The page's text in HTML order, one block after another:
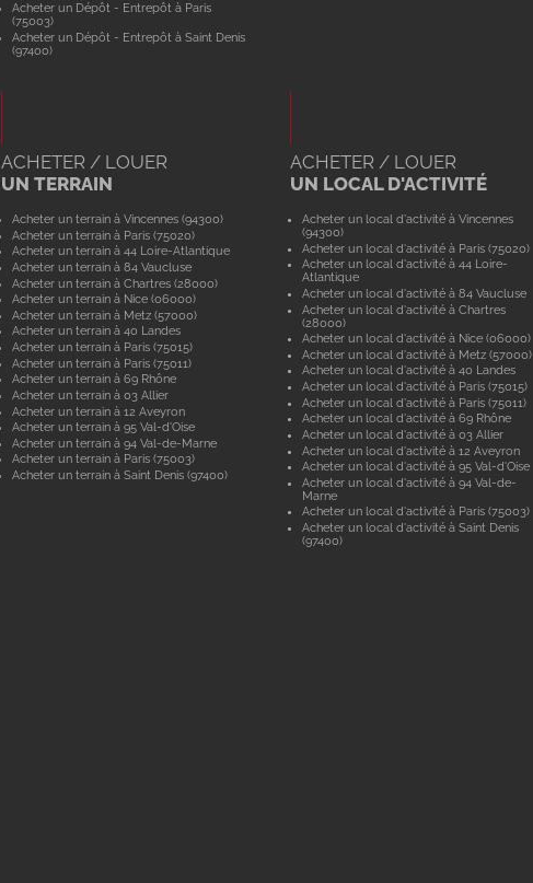
Acheter un Dépôt - Entrepôt à Paris
(75003)
Acheter un Dépôt - Entrepôt à Saint Denis
(97400)
ACHETER / LOUER
UN TERRAIN
Acheter un terrain à Vincennes (94300)
Acheter un terrain à Paris (75020)
Acheter un terrain à 44 Loire-Atlantique
Acheter un terrain à 84 Vaucluse
Acheter un terrain à Chartres (28000)
Acheter un terrain à Nice (06000)
Acheter un terrain à Metz (57000)
Acheter un terrain à 40 Landes
Acheter un terrain à Paris (75015)
Acheter un terrain à Paris (75011)
Acheter un terrain à 69 Rhône
Acheter un terrain à 03 Allier
Acheter un terrain à 12 Aveyron
Acheter un terrain à 95 Val-d'Oise
Acheter un terrain à 94 Val-de-Marne
Acheter un terrain à Paris (75003)
Acheter un terrain à Saint Denis (97400)
ACHETER / LOUER
UN LOCAL D'ACTIVITÉ
Acheter un local d'activité à Vincennes
(94300)
Acheter un local d'activité à Paris (75020)
Acheter un local d'activité à 44 Loire-
Atlantique
Acheter un local d'activité à 84 Vaucluse
Acheter un local d'activité à Chartres
(28000)
Acheter un local d'activité à Nice (06000)
Acheter un local d'activité à Metz (57000)
Acheter un local d'activité à 40 Landes
Acheter un local d'activité à Paris (75015)
Acheter un local d'activité à Paris (75011)
Acheter un local d'activité à 69 Rhône
Acheter un local d'activité à 03 Allier
Acheter un local d'activité à 12 Aveyron
Acheter un local d'activité à 95 Val-d'Oise
Acheter un local d'activité à 94 Val-de-
Marne
Acheter un local d'activité à Paris (75003)
Acheter un local d'activité à Saint Denis
(97400)